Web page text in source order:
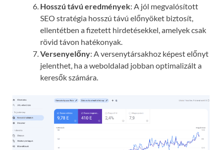
Hosszú távú eredmények: A jól megvalósított
SEO stratégia hosszú távú előnyöket biztosít,
ellentétben a fizetett hirdetésekkel, amelyek csak
rövid távon hatékonyak.
Versenyelőny: A versenytársakhoz képest előnyt
jelenthet, ha a weboldalad jobban optimalizált a
keresők számára.